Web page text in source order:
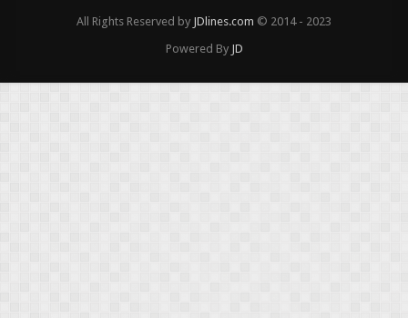
All Rights Reserved by JDlines.com © 2014 - 2023
Powered By JD